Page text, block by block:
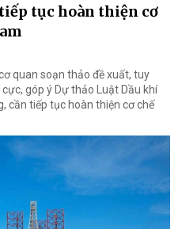
tục hoàn thiện cơ
quan soạn thảo đề xuất, tuy
góp ý Dự thảo Luật Dầu khí
cần tiếp tục hoàn thiện cơ chế